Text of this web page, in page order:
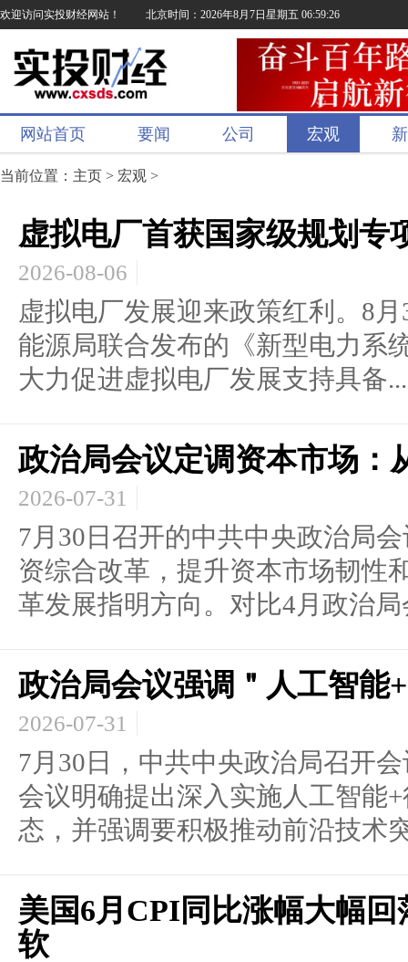
欢迎访问实投财经网站！ 北京时间：2026年8月7日星期五 06:59:27
网站首页 要闻 公司 宏观
当前位置： 主页 > 宏观 >
虚拟电厂首获国家级规划专
2026-08-06
虚拟电厂发展迎来政策红利。8
能源局联合发布的《新型电力系
大力促进虚拟电厂发展支持具备...
政治局会议定调资本市场：
2026-07-31
7月30日召开的中共中央政治局
资综合改革，提升资本市场韧性
革发展指明方向。对比4月政治局
政治局会议强调＂人工智能
2026-07-31
7月30日，中共中央政治局召开
会议明确提出深入实施人工智能
态，并强调要积极推动前沿技术
美国6月CPI同比涨幅大幅
软